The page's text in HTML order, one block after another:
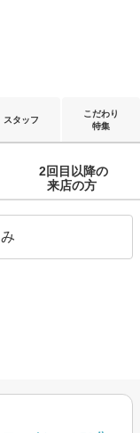
スタッフ
こだわり
特集
2回目以降の
来店の方